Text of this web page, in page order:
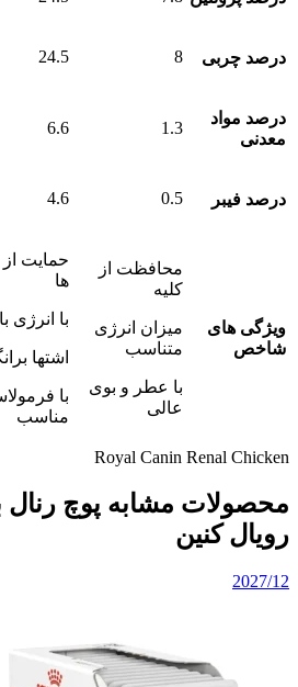
درصد چربی 8
24.5
درصد مواد
معدنی
1.3
6.6
درصد فیبر 0.5
4.6
ویژگی های
شاخص
محافظت از
کلیه
میزان انرژی
متناسب
با عطر و بوی
عالی
حمایت از
ها
با انرژی
اشتها
با
مناسب
Royal Canin Renal Chicken
محصولات مشابه پوچ رنال
رویال کنین
2027/12